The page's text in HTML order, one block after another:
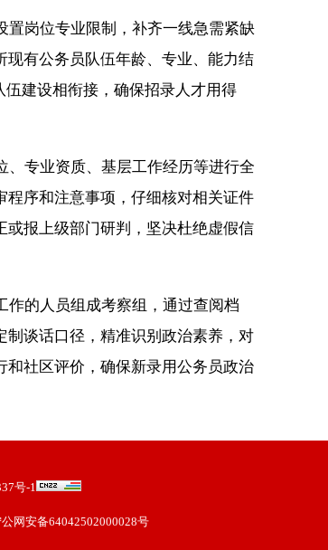
置岗位专业限制，补齐一线急需紧缺
现有公务员队伍年龄、专业、能力结
建设相衔接，确保招录人才用得
专业资质、基层工作经历等进行全
序和注意事项，仔细核对相关证件
报上级部门研判，坚决杜绝虚假信
作的人员组成考察组，通过查阅档
谈话口径，精准识别政治素养，对
社区评价，确保新录用公务员政治
号-1
网安备64042502000028号